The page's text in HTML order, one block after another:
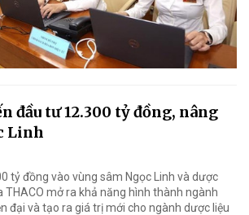
đầu tư 12.300 tỷ đồng, nâng
Linh
tỷ đồng vào vùng sâm Ngọc Linh và dược
THACO mở ra khả năng hình thành ngành
đại và tạo ra giá trị mới cho ngành dược liệu